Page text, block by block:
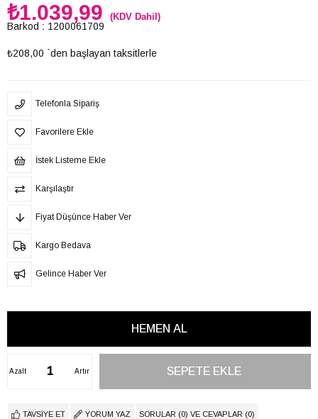
₺1.039,99 (KDV Dahil)
Barkod : 1200061709
₺208,00 `den başlayan taksitlerle
Telefonla Sipariş
Favorilere Ekle
İstek Listeme Ekle
Karşılaştır
Fiyat Düşünce Haber Ver
Kargo Bedava
Gelince Haber Ver
Artır
Azalt
TAVSIYE ET YORUM YAZ SORULAR (0) VE CEVAPLAR (0)